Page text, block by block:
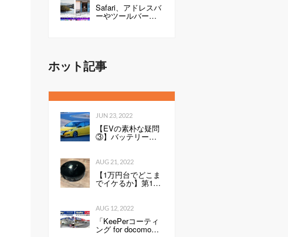
Safari、アドレスバ
ーやツールバーを
タブにまとめて一
ホット記事
JUN 23, 2022
【EVの素朴な疑問
③】バッテリーの
性能を表すkWh
何が良いのか。Ah
との違いは？ -
Webモーターマガ
ジン
AUG 21, 2022
【1万円台でどこま
でイケるか】第1
回：ルンバみたい
きロボット掃除機
（19800円）」の性
能は…
AUG 12, 2022
「KeePerコーティ
ング for docomo